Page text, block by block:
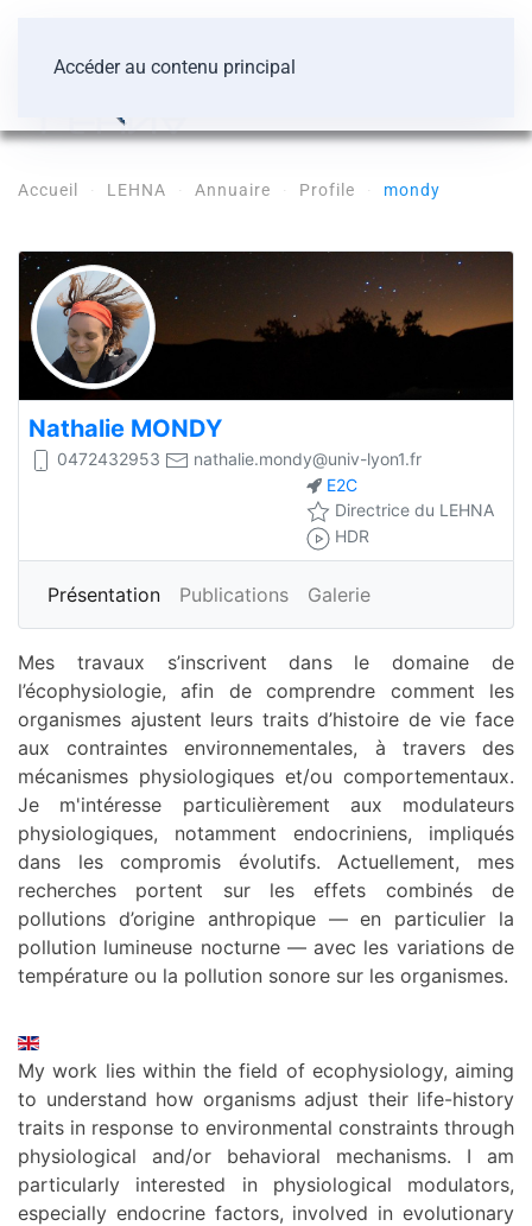
Accéder au contenu principal
Accueil LEHNA Annuaire Profile mondy
Nathalie MONDY
0472432953
nathalie.mondy@univ-lyon1.fr
E2C
Directrice du LEHNA
HDR
Présentation Publications Galerie
Mes travaux s’inscrivent dans le domaine de
l’écophysiologie, afin de comprendre comment les
organismes ajustent leurs traits d’histoire de vie face
aux contraintes environnementales, à travers des
mécanismes physiologiques et/ou comportementaux.
Je m'intéresse particulièrement aux modulateurs
physiologiques, notamment endocriniens, impliqués
dans les compromis évolutifs. Actuellement, mes
recherches portent sur les effets combinés de
pollutions d’origine anthropique — en particulier la
pollution lumineuse nocturne — avec les variations de
température ou la pollution sonore sur les organismes.
My work lies within the field of ecophysiology, aiming
to understand how organisms adjust their life-history
traits in response to environmental constraints through
physiological and/or behavioral mechanisms. I am
particularly interested in physiological modulators,
especially endocrine factors, involved in evolutionary